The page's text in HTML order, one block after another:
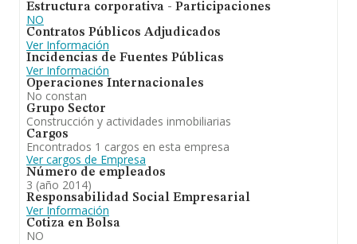
Estructura corporativa - Participaciones
NO
Contratos Públicos Adjudicados
Ver Información
Incidencias de Fuentes Públicas
Ver Información
Operaciones Internacionales
No constan
Grupo Sector
Construcción y actividades inmobiliarias
Cargos
Encontrados 1 cargos en esta empresa
Ver cargos de Empresa
Número de empleados
3 (año 2014)
Responsabilidad Social Empresarial
Ver Información
Cotiza en Bolsa
NO